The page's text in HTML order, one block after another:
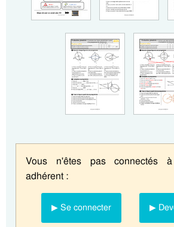
Vous n'êtes pas connectés
adhérent :
▶ Se connecter ▶